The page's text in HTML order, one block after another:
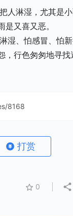
又喜又恶。
行色匆匆地寻
8168
打赏
0